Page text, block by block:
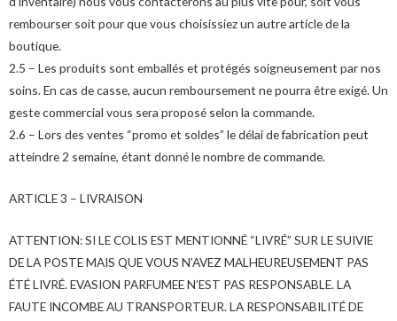
rembourser soit pour que vous choisissiez un autre article de la
boutique.
2.5 – Les produits sont emballés et protégés soigneusement par nos
soins. En cas de casse, aucun remboursement ne pourra être exigé. Un
geste commercial vous sera proposé selon la commande.
2.6 – Lors des ventes “promo et soldes” le délai de fabrication peut
atteindre 2 semaine, étant donné le nombre de commande.
ARTICLE 3 – LIVRAISON
ATTENTION: SI LE COLIS EST MENTIONNÉ “LIVRÉ” SUR LE SUIVIE
DE LA POSTE MAIS QUE VOUS N’AVEZ MALHEUREUSEMENT PAS
ÉTÉ LIVRÉ. EVASION PARFUMEE N’EST PAS RESPONSABLE. LA
FAUTE INCOMBE AU TRANSPORTEUR. LA RESPONSABILITÉ DE